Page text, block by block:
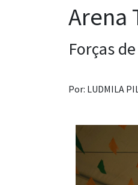
Arena
Forças
Por: LUDMILA